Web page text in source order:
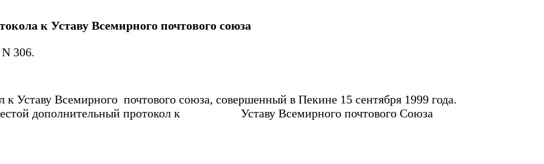
к Уставу Всемирного почтового союза
306.
к Уставу Всемирного почтового союза, совершенный в Пекине 15 сентября 1999 года.
дополнительный протокол к Уставу Всемирного почтового Союза